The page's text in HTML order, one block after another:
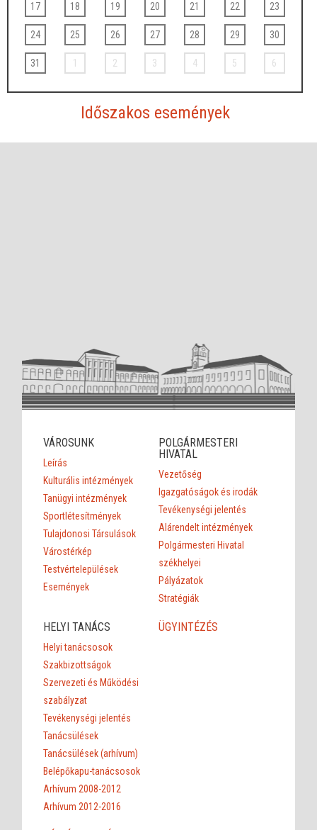
17 18 19 20 21 22 23
24 25 26 27 28 29 30
31 1 2 3 4 5 6
Időszakos események
VÁROSUNK
Leírás
Kulturális intézmények
Tanügyi intézmények
Sportlétesítmények
Tulajdonosi Társulások
Várostérkép
Testvértelepülések
Események
POLGÁRMESTERI
HIVATAL
Vezetőség
Igazgatóságok és irodák
Tevékenységi jelentés
Alárendelt intézmények
Polgármesteri Hivatal
székhelyei
Pályázatok
Stratégiák
HELYI TANÁCS
Helyi tanácsosok
Szakbizottságok
Szervezeti és Működési
szabályzat
Tevékenységi jelentés
Tanácsülések
Tanácsülések (arhívum)
Belépőkapu-tanácsosok
Arhívum 2008-2012
Arhívum 2012-2016
ÜGYINTÉZÉS